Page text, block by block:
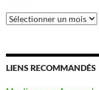
Archives
LIENS RECOMMANDÉS